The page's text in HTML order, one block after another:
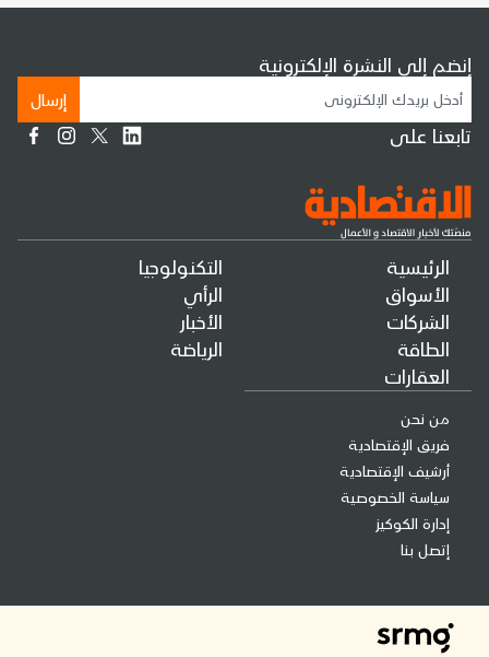
الرئيسية
الأسواق
الشركات
الطاقة
العقارات
التكنولوجيا
الرأي
الأخبار
الرياضة
من نحن
فريق الإقتصادية
أرشيف الإقتصادية
سياسة الخصوصية
إدارة الكوكيز
إتصل بنا
إنضم إلى النشرة الإلكترونية
إرسال
تابعنا على